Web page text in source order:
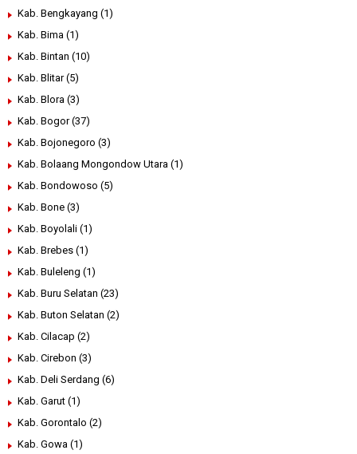
Kab. Bengkayang (1)
Kab. Bima (1)
Kab. Bintan (10)
Kab. Blitar (5)
Kab. Blora (3)
Kab. Bogor (37)
Kab. Bojonegoro (3)
Kab. Bolaang Mongondow Utara (1)
Kab. Bondowoso (5)
Kab. Bone (3)
Kab. Boyolali (1)
Kab. Brebes (1)
Kab. Buleleng (1)
Kab. Buru Selatan (23)
Kab. Buton Selatan (2)
Kab. Cilacap (2)
Kab. Cirebon (3)
Kab. Deli Serdang (6)
Kab. Garut (1)
Kab. Gorontalo (2)
Kab. Gowa (1)